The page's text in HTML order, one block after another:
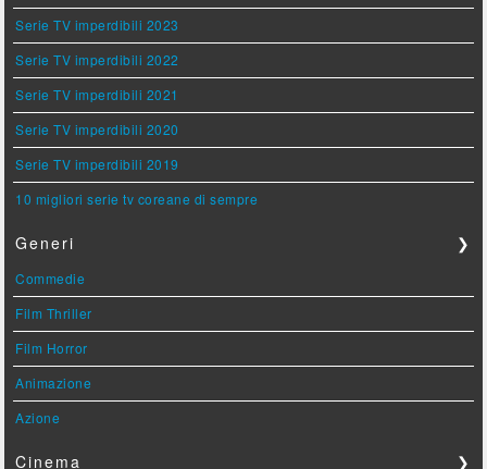
Serie TV imperdibili 2023
Serie TV imperdibili 2022
Serie TV imperdibili 2021
Serie TV imperdibili 2020
Serie TV imperdibili 2019
10 migliori serie tv coreane di sempre
Generi ❯
Commedie
Film Thriller
Film Horror
Animazione
Azione
Cinema ❯